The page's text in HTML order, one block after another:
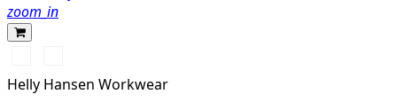
zoom_in
YELLOWORANGE
Helly Hansen Workwear